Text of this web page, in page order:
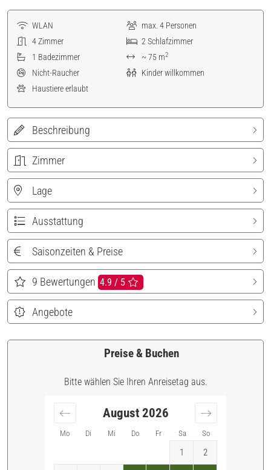
WLAN max. 4 Personen
4Zimmer 2Schlafzimmer
1 Badezimmer ~ 75 m2
Nicht-Raucher
Kinder willkommen
Haustiere erlaubt
Beschreibung
Zimmer
Lage
Ausstattung
Saisonzeiten & Preise
9 Bewertungen 4.9 / 5
Angebote
Preise & Buchen
Bitte wählen Sie Ihren Anreisetag aus.
Mo Di Mi Do Fr Sa So
August 2026
1 2